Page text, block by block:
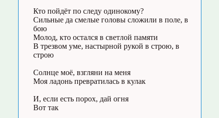
Кто пойдёт по следу одинокому?
Сильные да смелые головы сложили в поле, в
бою
Молод, кто остался в светлой памяти
В трезвом уме, настырной рукой в строю, в
строю
Солнце моё, взгляни на меня
Моя ладонь превратилась в кулак
И, если есть порох, дай огня
Вот так